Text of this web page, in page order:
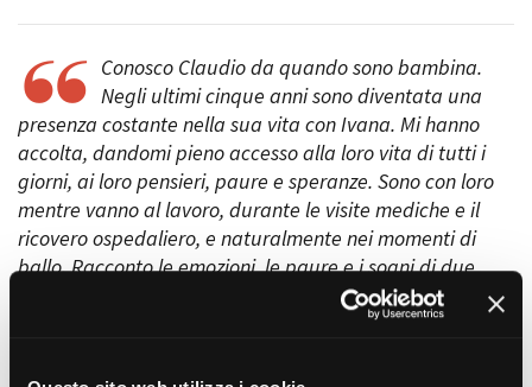
Beginners
LOCATION GUIDE
FILM DATABASE
BOOK DATABASE
STRUMENTI
profilo
Location - Nuovo utente
Newsletter
Lavora con noi
Stage - Tirocini - Scuola e
Lavoro
Elenco Operatori Economici
per affidamento lavori in
economia
Conosco Claudio da quando sono bambina.
Negli ultimi cinque anni sono diventata una
presenza costante nella sua vita con Ivana. Mi hanno
accolta, dandomi pieno accesso alla loro vita di tutti i
giorni, ai loro pensieri, paure e speranze. Sono con loro
mentre vanno al lavoro, durante le visite mediche e il
ricovero ospedaliero, e naturalmente nei momenti di
ballo. Racconto le emozioni, le paure e i sogni di due
persone che lottano e ballano per la vita.
nei campi, segna il passare del tempo. Rappresenta le